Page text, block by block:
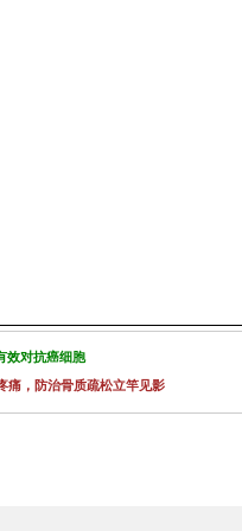
效对抗癌细胞
痛，防治骨质疏松立竿见影